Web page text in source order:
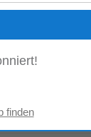
Kostenfreie